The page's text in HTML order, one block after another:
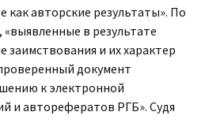
как авторские результаты». По
в результате
заимствования и их характер
документ
к электронной
и авторефератов РГБ». Судя